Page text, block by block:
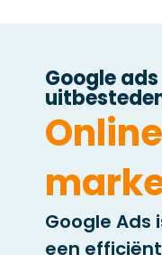
Google ads
Online
Google Ads
een